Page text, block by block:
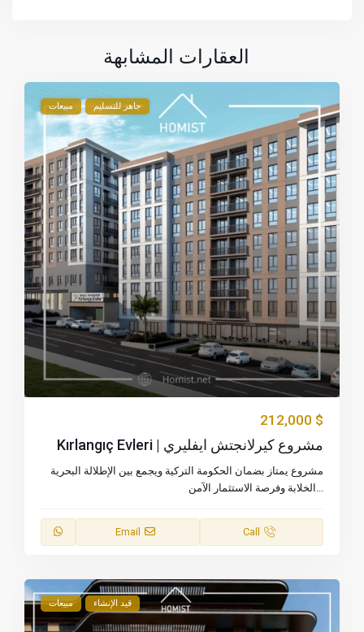
العقارات المشابهة
مبيعات جاهز للتسليم
$ 212,000
مشروع كيرلانجتش ايفليري | Kırlangıç Evleri
مشروع يمتاز بضمان الحكومة التركية ويجمع بين الإطلالة البحرية
الخلابة وفرصة الاستثمار الآمن
Call
Email
مبيعات قيد الإنشاء